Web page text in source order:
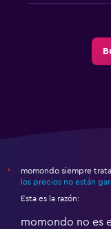
*
momondo siempre
los precios no están
Esta es la razón:
momondo no es